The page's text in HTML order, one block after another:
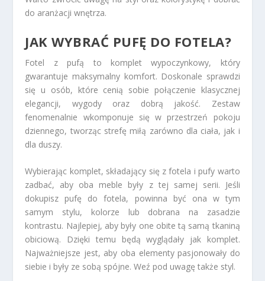
do aranżacji wnętrza.
JAK WYBRAĆ PUFĘ DO FOTELA?
Fotel z pufą to komplet wypoczynkowy, który
gwarantuje maksymalny komfort. Doskonale sprawdzi
się u osób, które cenią sobie połączenie klasycznej
elegancji, wygody oraz dobrą jakość. Zestaw
fenomenalnie wkomponuje się w przestrzeń pokoju
dziennego, tworząc strefę miłą zarówno dla ciała, jak i
dla duszy.
Wybierając komplet, składający się z fotela i pufy warto
zadbać, aby oba meble były z tej samej serii. Jeśli
dokupisz pufę do fotela, powinna być ona w tym
samym stylu, kolorze lub dobrana na zasadzie
kontrastu. Najlepiej, aby były one obite tą samą tkaniną
obiciową. Dzięki temu będą wyglądały jak komplet.
Najważniejsze jest, aby oba elementy pasjonowały do
siebie i były ze sobą spójne. Weź pod uwagę także styl.